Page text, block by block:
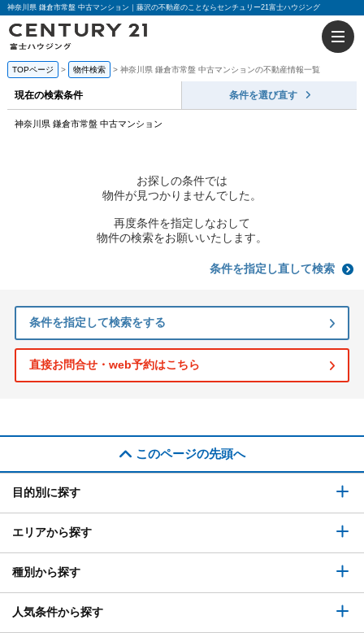
神奈川県 鎌倉市常盤 中古マンション｜藤沢の不動産のことならセンチュリー21富士ハウジング
TOPページ 物件検索 神奈川県 鎌倉市常盤 中古マンションの不動産情報一覧
現在の検索条件 条件を選び直す
神奈川県 鎌倉市常盤 中古マンション
お探しの条件では
物件が見つかりませんでした。
再度条件を指定しなおして
物件の検索をお願いいたします。
条件を指定し直して検索
条件を指定して検索をする
直接お問合せ・web予約はこちら
このページの先頭へ
目的別に探す
エリアから探す
種別から探す
人気条件から探す